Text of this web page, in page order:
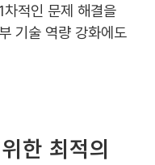
적인 문제 해결을
기술 역량 강화에도
한 최적의